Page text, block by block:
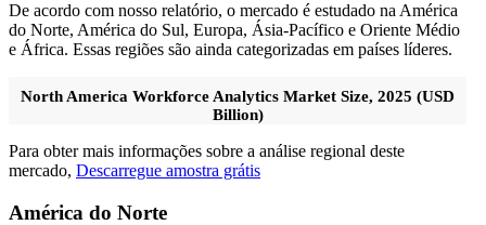
De acordo com nosso relatório, o mercado é estudado na América
do Norte, América do Sul, Europa, Ásia-Pacífico e Oriente Médio
e África. Essas regiões são ainda categorizadas em países líderes.
North America Workforce Analytics Market Size, 2025 (USD
Billion)
Para obter mais informações sobre a análise regional deste
mercado, Descarregue amostra grátis
América do Norte